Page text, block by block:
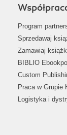
Program
Sprzedawaj
Zamawiaj
BIBLIO
Custom
Praca w Grupie
Logistyka i